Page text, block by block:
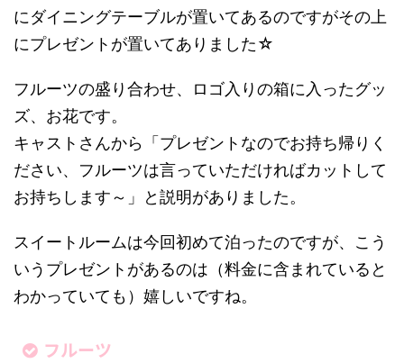
にダイニングテーブルが置いてあるのですがその上
にプレゼントが置いてありました☆
フルーツの盛り合わせ、ロゴ入りの箱に入ったグッ
ズ、お花です。
キャストさんから「プレゼントなのでお持ち帰りく
ださい、フルーツは言っていただければカットして
お持ちします～」と説明がありました。
スイートルームは今回初めて泊ったのですが、こう
いうプレゼントがあるのは（料金に含まれていると
わかっていても）嬉しいですね。
フルーツ